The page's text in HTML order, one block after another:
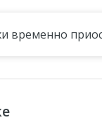
временно